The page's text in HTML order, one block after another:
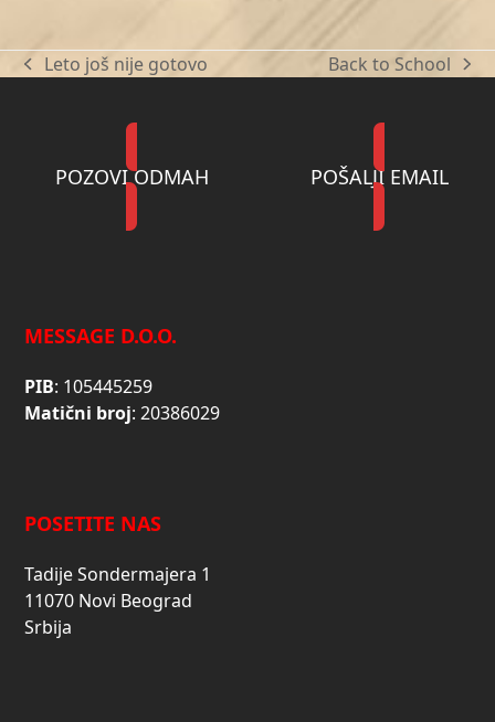
previous
Leto još nije gotovo
next
Back to School
POZOVI ODMAH POŠALJI EMAIL
MESSAGE D.O.O.
PIB: 105445259
Matični broj: 20386029
POSETITE NAS
Tadije Sondermajera 1
11070 Novi Beograd
Srbija